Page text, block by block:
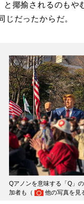
揶揄されるのもや
じだったからだ。
Qアノンを意味する「Q」
加者も（
他の写真を見